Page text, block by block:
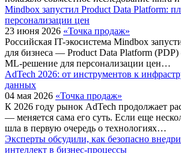
Mindbox запустил Product Data Platform:
персонализации цен
23 июня 2026 «Точка продаж»
Российская IT-экосистема Mindbox
для бизнеса — Product Data Platform
ML-решение для персонализации цен…
AdTech 2026: от инструментов к
данных
04 мая 2026 «Точка продаж»
К 2026 году рынок AdTech продолжает
— меняется сама его суть. Если еще
шла в первую очередь о технологиях…
Эксперты обсудили, как безопасно
интеллект в бизнес-процессы